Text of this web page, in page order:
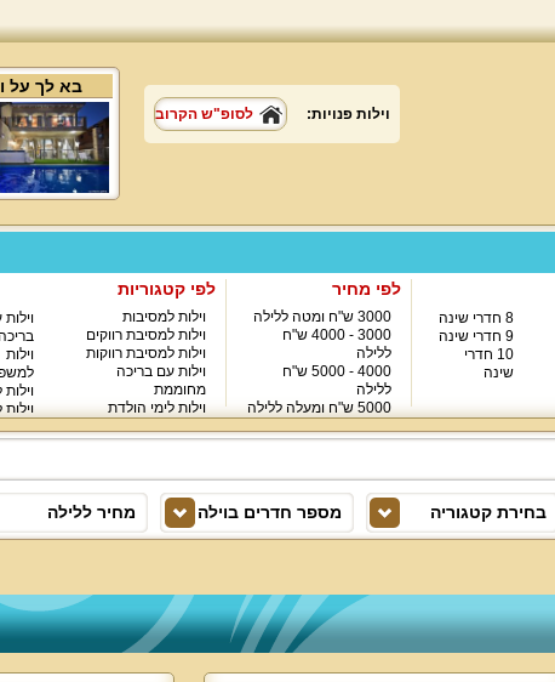
בא לך על
וילות פנויות: לסופ"ש הקרוב
8 חדרי שינה
9 חדרי שינה
10 חדרי
שינה
לפי מחיר
3000 ש"ח ומטה ללילה
3000 - 4000 ש"ח
ללילה
4000 - 5000 ש"ח
ללילה
5000 ש"ח ומעלה ללילה
לפי קטגוריות
וילות למסיבות
וילות למסיבת רווקים
וילות למסיבת רווקות
וילות עם בריכה
מחוממת
וילות לימי הולדת
וילות
וילות
בחירת קטגוריה מספר חדרים בוילה מחיר ללילה